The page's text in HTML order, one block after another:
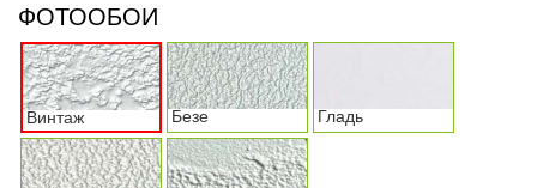
ФОТООБОИ
Винтаж Безе Гладь